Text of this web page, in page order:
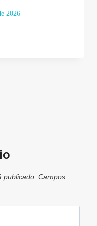
2026
Campos